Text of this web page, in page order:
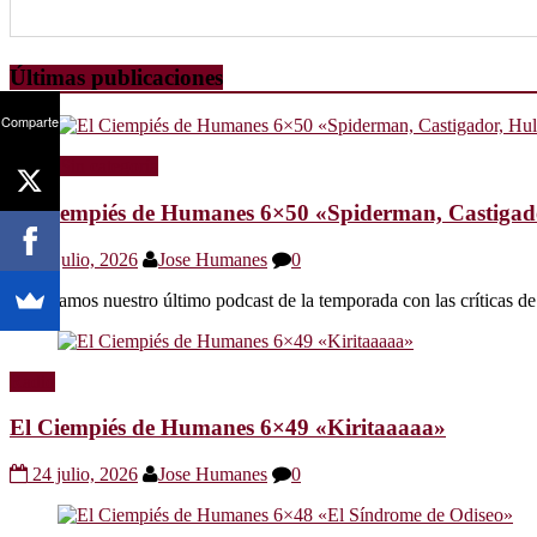
Últimas publicaciones
Radio
El Ciempiés de Humanes 6×50 «Spiderman,
30 julio, 2026 Jose Humanes
0
Os dejamos nuestro último podcast de la temporada con las
El Ciempiés de Humanes 6×49 «Kiritaaaaa»
24 julio, 2026 Jose Humanes 0
Comparte